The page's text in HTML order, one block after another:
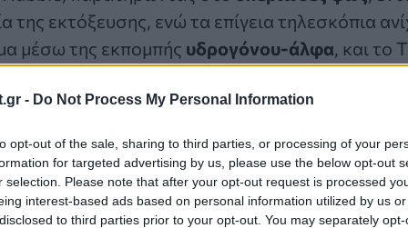
- Do Not Process My Personal Information
opt-out of the sale, sharing to third parties, or processing of your
for targeted advertising by us, please use the below opt-out
selection. Please note that after your opt-out request is processed
interest-based ads based on personal information utilized by us
to third parties prior to your opt-out. You may separately
της εκτόξευσης, ενώ τα επίγεια τηλεσκόπια
μέσω της εκπομπής υδρογόνου-άλφα, και το
φωτεινότητα της συνοδού
ταχύτητα έως 550 χιλιόμετρα το
ψυχρό νέφος αερίουστους 10.000 Κέλβιν
Μαζί σχημάτισαν τις δύο όψεις της